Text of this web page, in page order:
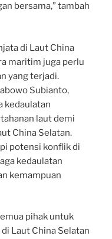
bersama,” tambah
di Laut China
maritim juga perlu
yang terjadi.
Subianto,
kedaulatan
laut demi
China Selatan.
potensi konflik di
kedaulatan
kemampuan
pihak untuk
Laut China Selatan